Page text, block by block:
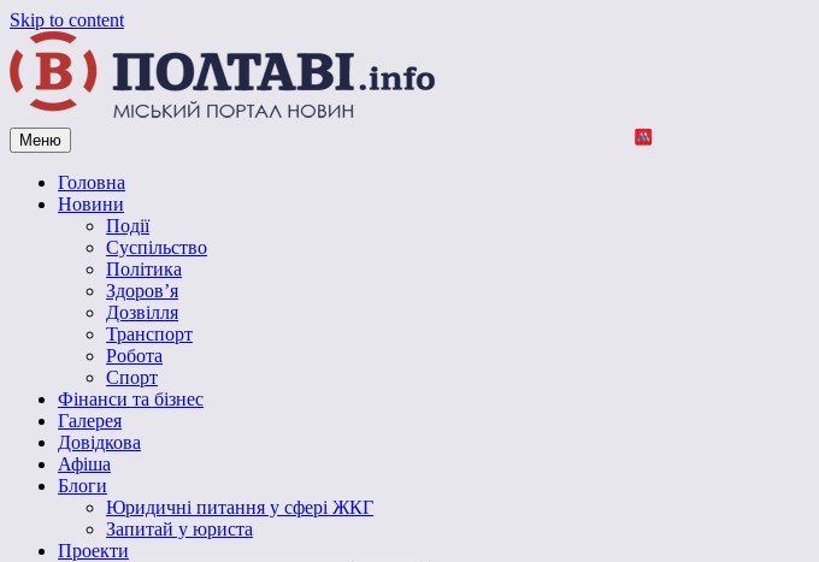
Skip to content
Vpoltave.info
Полтавський портал новин
Меню
Головна
Новини
Події
Суспільство
Політика
Здоров’я
Дозвілля
Транспорт
Робота
Спорт
Фінанси та бізнес
Галерея
Довідкова
Афіша
Блоги
Юридичні питання у сфері ЖКГ
Запитай у юриста
Проекти